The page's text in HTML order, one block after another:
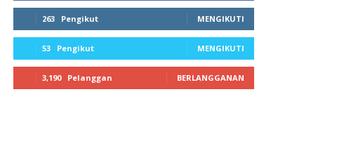
263 Pengikut MENGIKUTI
53 Pengikut MENGIKUTI
3,190 Pelanggan BERLANGGANAN